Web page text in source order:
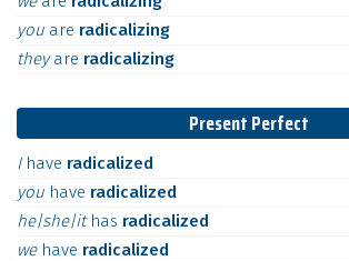
you are radicalizing
theyare radicalizing
Present Perfect
I have radicalized
you have radicalized
he|she|it has radicalized
we have radicalized